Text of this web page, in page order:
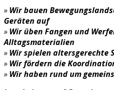
» Wir bauen
Geräten auf
» Wir üben Fangen und
Alltagsmaterialien
» Wir spielen altersgerechte
» Wir fördern die
» Wir haben rund um